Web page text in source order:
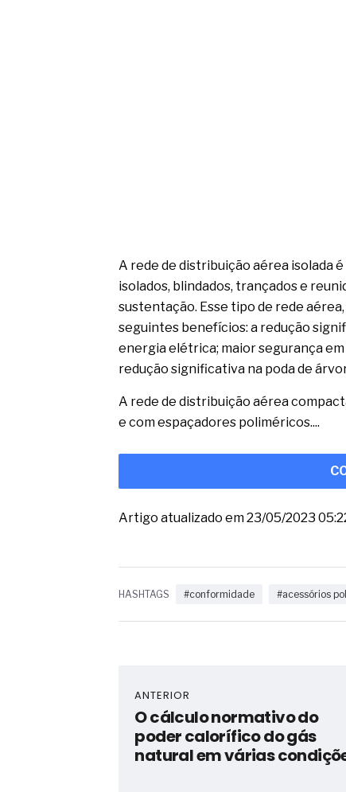
A rede de distribuição aérea isolada
isolados, blindados, trançados e
sustentação. Esse tipo de rede
seguintes benefícios: a redução
energia elétrica; maior segurança
redução significativa na poda de
A rede de distribuição aérea
e com espaçadores poliméricos....
Artigo atualizado em 23/05/2023
HASHTAGS #conformidade #acessórios
ANTERIOR
O cálculo normativo do
poder calorífico do gás
natural em várias